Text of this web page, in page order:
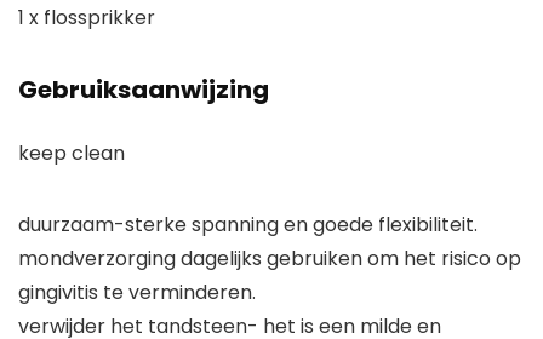
1 x flossprikker
Gebruiksaanwijzing
keep clean
duurzaam-sterke spanning en goede flexibiliteit.
mondverzorging dagelijks gebruiken om het risico op
gingivitis te verminderen.
verwijder het tandsteen- het is een milde en